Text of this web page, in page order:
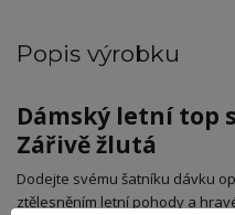
Popis výrobku
Dámský letní top
Zářivě žlutá
​Dodejte svému šatníku dávku
ztělesněním letní pohody a